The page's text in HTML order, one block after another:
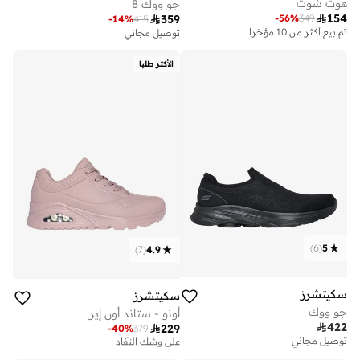
هوت شوت
154
349
-56%
تم بيع أكثر من 10 مؤخرا
جو ووك 8
359
415
-14%
توصيل مجاني
5
(
6
)
سكيتشرز
جو ووك
422
توصيل مجاني
الأكثر طلبا
4.9
(
7
)
سكيتشرز
أونو - ستاند أون إير
229
379
-40%
توصيل مجاني
على وشك النفاد